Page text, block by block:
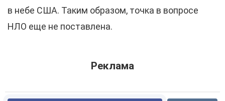
в небе США. Таким образом, точка в вопросе
НЛО еще не поставлена.
Реклама